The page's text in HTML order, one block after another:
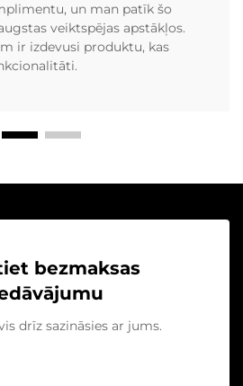
un man patīk šo
veiktspējas apstākļos.
ir izdevusi produktu, kas
bezmaksas
drīz sazināsies ar jums.